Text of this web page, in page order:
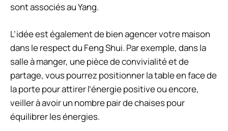
sont associés au Yang.
L’idée est également de bien agencer votre maison
dans le respect du Feng Shui. Par exemple, dans la
salle à manger, une pièce de convivialité et de
partage, vous pourrez positionner la table en face de
la porte pour attirer l’énergie positive ou encore,
veiller à avoir un nombre pair de chaises pour
équilibrer les énergies.